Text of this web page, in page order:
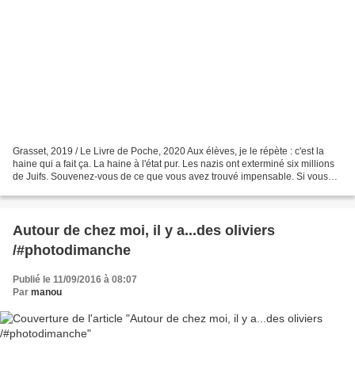
Grasset, 2019 / Le Livre de Poche, 2020 Aux élèves, je le répète : c'est la
haine qui a fait ça. La haine à l'état pur. Les nazis ont exterminé six millions
de Juifs. Souvenez-vous de ce que vous avez trouvé impensable. Si vous
Autour de chez moi, il y a...des oliviers
/#photodimanche
Publié le 11/09/2016 à 08:07
Par manou